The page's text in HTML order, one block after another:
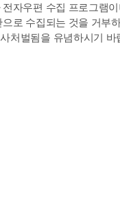
자우편 수집 프로그램
로 수집되는 것을 거부
처벌됨을 유념하시기 바